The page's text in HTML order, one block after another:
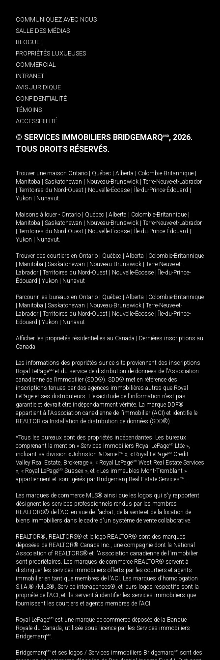
COMMUNIQUEZ AVEC NOUS
SALLE DES MÉDIAS
BLOGUE
PROPRIÉTÉS LUXUEUSES
COMMERCIAL
INTRANET
AVIS JURIDIQUE
CONFIDENTIALITÉ
TÉMOINS
ACCESSIBILITÉ
© SERVICES IMMOBILIERS BRIDGEMARQMD, 2026.
TOUS DROITS RÉSERVÉS.
Trouver une maison Ontario Québec Alberta Colombie-Britannique
Manitoba
Saskatchewan Nouveau-Brunswick
Terre-Neuve-et-Labrador
Territoires du Nord-Ouest Nouvelle-Écosse Île-du-Prince-Édouard
Yukon
Nunavut.
Maisons à louer - Ontario Québec Alberta Colombie-Britannique
Manitoba
Saskatchewan Nouveau-Brunswick
Terre-Neuve-et-Labrador
Territoires du Nord-Ouest Nouvelle-Écosse Île-du-Prince-Édouard
Yukon
Nunavut.
Trouver des courtiers en Ontario Québec Alberta
Colombie-Britannique
Manitoba Saskatchewan Nouveau-Brunswick
Terre-Neuve-et-
Labrador
Territoires du Nord-Ouest Nouvelle-Écosse
Île-du-Prince-
Édouard
Yukon Nunavut
Parcourir les bureaux en Ontario Québec Alberta
Colombie-Britannique
Manitoba Saskatchewan Nouveau-Brunswick
Terre-Neuve-et-
Labrador
Territoires du Nord-Ouest Nouvelle-Écosse
Île-du-Prince-
Édouard
Yukon Nunavut
Afficher les propriétés résidentielles au Canada
Dernières inscriptions au
Canada
Les informations des propriétés sur ce site proviennent des inscriptions
Royal LePageMD et du service de distribution de données de l'Association
canadienne de l’immobilier (SDD®). SDD® met en référence des
inscriptions tenues par des agences immobilières autres que Royal
LePage et ses distributeurs. L'exactitude de l'information n'est pas
garantie et devrait être indépendamment vérifiée. La marque DDF®
appartient à l'Association canadienne de l’immobilier (ACI) et identifie le
REALTOR.ca Installation de distribution de données (SDD®).
*Tous les bureaux sont des propriétés indépendantes. Les bureaux
comprenant la mention « Services immobiliers Royal LePageMD Ltée »,
incluant sa division « Johnston & Daniel MD », « Royal LePageMD Credit
Valley Real Estate, Brokerage », « Royal LePageMD West Real Estate Services
», « Royal LePageMD Sussex », et « Les immeubles Mont-Tremblant »
appartiennent et sont gérés par Bridgemarq Real Estate ServicesMD.
Les marques de commerce MLS® ainsi que les logos qui s'y rapportent
désignent les services professionnels rendus par les membres
REALTORS® de l'ACI en vue de l'achat, de la vente et de la location de
biens immobiliers dans le cadre d'un système de vente collaborative.
REALTOR®, REALTORS® et le logo REALTOR® sont des marques
déposées de REALTOR® Canada Inc., une compagnie dont la National
Association of REALTORS® et l'Association canadienne de l’immobilier
sont propriétaires. Les marques de commerce REALTOR® servent à
distinguer les services immobiliers offerts par les courtiers et agents
immobilier en tant que membres de l'ACI. Les marques d'homologation
S.I.A.® /MLS®, Service inter-agences®, et leurs logos respectifs sont la
propriété de l'ACI, et ils servent à identifier les services immobiliers que
fournissent les courtiers et agents membres de l'ACI.
Royal LePageMD est une marque de commerce déposée de la Banque
Royale du Canada, utilisée sous licence par les Services immobiliers
BridgemarqMD.
BridgemarqMD et ses logos / Services immobiliers BridgemarqMD sont des